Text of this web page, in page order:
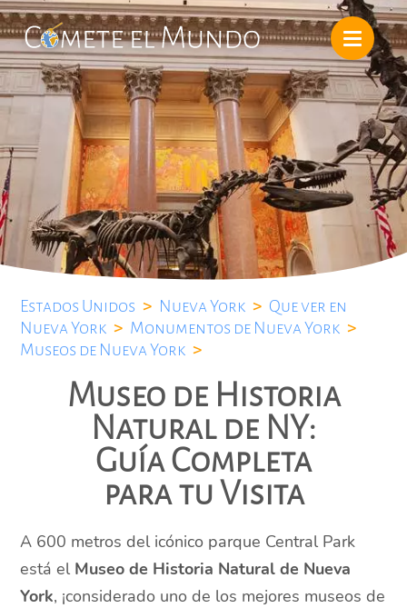
Estados Unidos > Nueva York > Que ver en
Nueva York > Monumentos de Nueva York >
Museos de Nueva York >
Museo de Historia
Natural de NY:
Guía Completa
para tu Visita
A 600 metros del icónico parque Central Park
está el Museo de Historia Natural de Nueva
York, ¡considerado uno de los mejores museos de